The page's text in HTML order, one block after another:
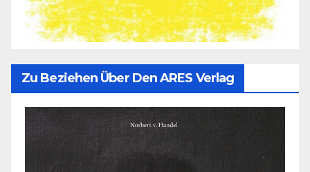
Zu Beziehen Über Den ARES Verlag